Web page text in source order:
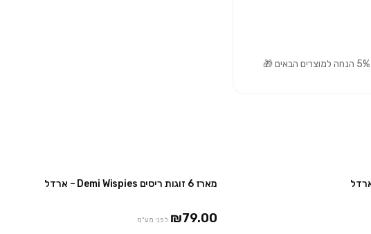
מארז 6 זוגות ריסים Demi Wispies – ארדל
₪79.00 לפני מע"מ